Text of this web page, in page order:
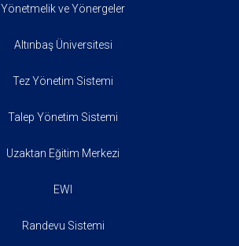
Yönetmelik ve Yönergeler
Altınbaş Üniversitesi
Tez Yönetim Sistemi
Talep Yönetim Sistemi
Uzaktan Eğitim Merkezi
EWI
Randevu Sistemi